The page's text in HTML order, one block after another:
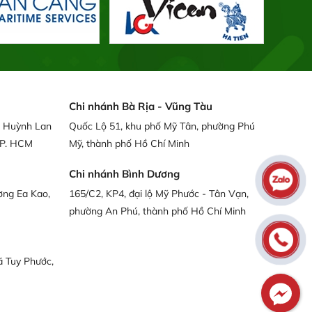
Lan
HCM
Chi nhánh Bà Rịa - Vũng Tàu
Quốc Lộ 51, khu phố Mỹ Tân, phường Phú
Mỹ, thành phố Hồ Chí Minh
Ea Kao,
Chi nhánh Bình Dương
165/C2, KP4, đại lộ Mỹ Phước - Tân Vạn,
phường An Phú, thành phố Hồ Chí Minh
Tuy Phước,